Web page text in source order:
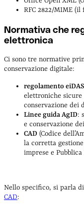
RFC 2822/MIME
Normativa che
elettronica
Ci sono tre normative
conservazione digitale:
regolamento eiDAS
elettroniche sicure
conservazione dei
Linee guida AgID:
e conservazione
CAD (Codice
la corretta
imprese e
Nello specifico, si parla
CAD: